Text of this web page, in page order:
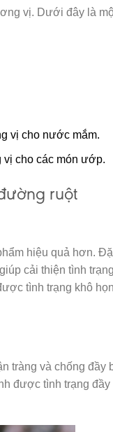
vị. Dưới đây là
vị cho nước mắm.
vị cho các món ướp.
ruột
hiệu quả hơn.
cải thiện tình
tình trạng khô
tràng và chống đầy
được tình trạng